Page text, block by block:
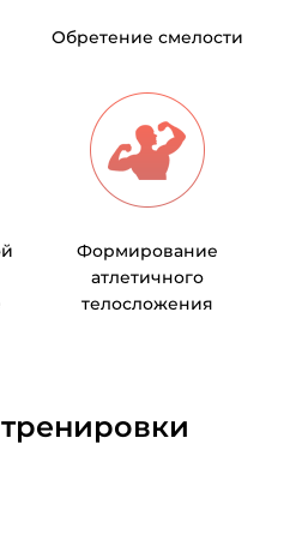
Обретение смелости
Формирование
атлетичного
телосложения